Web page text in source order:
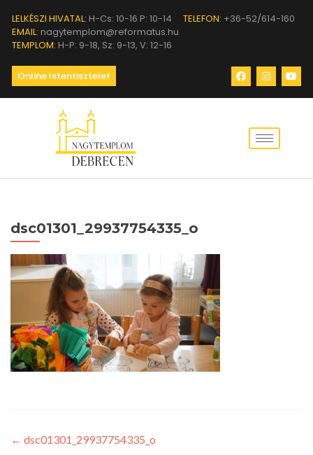
LELKÉSZI HIVATAL: H-Cs: 10-16 P: 10-14 TELEFON: +36-52/614-160
EMAIL: nagytemplom@reformatus.hu
TEMPLOM: H-P: 9-18, Sz: 9-13, V: 12-16
Online Istentisztelet
dsc01301_29937754335_o
← dsc01301_29937754335_o